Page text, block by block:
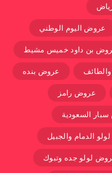
عروض اليوم الوطني
بن داود خميس مشيط
عروض بنده
عروض رامز
السعودية
الدمام والجبيل
لولو جده وتبوك